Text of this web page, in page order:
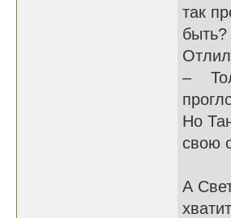
так
быть?
–
Но
свою
А